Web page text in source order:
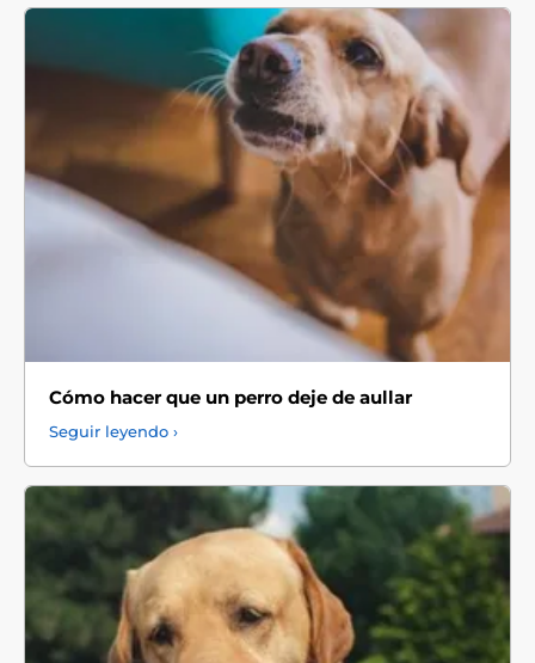
Cómo hacer que un perro deje de aullar
Seguir leyendo ›